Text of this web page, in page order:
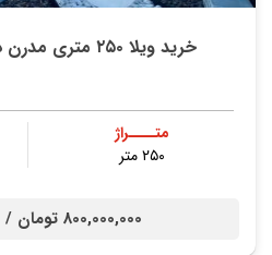
خرید ویلا ۲۵۰ متری مدرن در علی آباد چمستان
متــــراژ
۲۵۰ متر
800,000,000 تومان /